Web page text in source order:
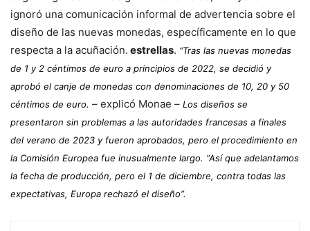
ignoró una comunicación informal de advertencia sobre el
diseño de las nuevas monedas, específicamente en lo que
respecta a la acuñación. estrellas. “Tras las nuevas monedas
de 1 y 2 céntimos de euro a principios de 2022, se decidió y
aprobó el canje de monedas con denominaciones de 10, 20 y 50
céntimos de euro. – explicó Monae – Los diseños se
presentaron sin problemas a las autoridades francesas a finales
del verano de 2023 y fueron aprobados, pero el procedimiento en
la Comisión Europea fue inusualmente largo. “Así que adelantamos
la fecha de producción, pero el 1 de diciembre, contra todas las
expectativas, Europa rechazó el diseño”.